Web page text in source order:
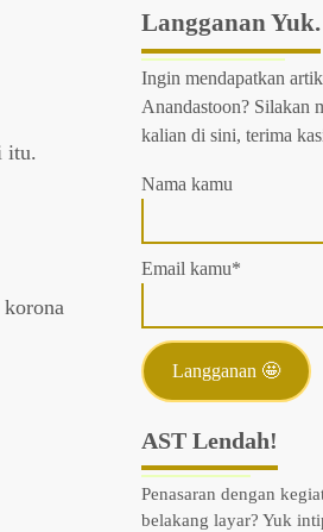
itu.
Langganan Yuk.
Ingin mendapatkan
Anandastoon? Silakan
kalian di sini, terima
Nama kamu
Email kamu*
AST Lendah!
Penasaran dengan
belakang layar? Yuk